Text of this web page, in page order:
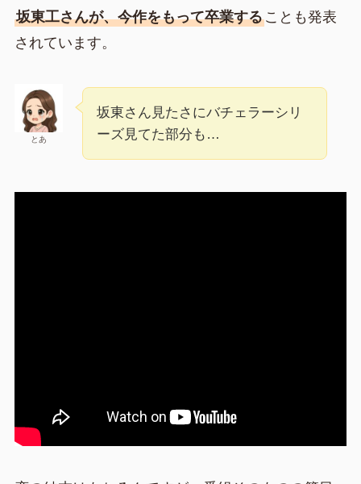
坂東工さんが、今作をもって卒業することも発表
されています。
とあ
坂東さん見たさにバチェラーシリ
ーズ見てた部分も…